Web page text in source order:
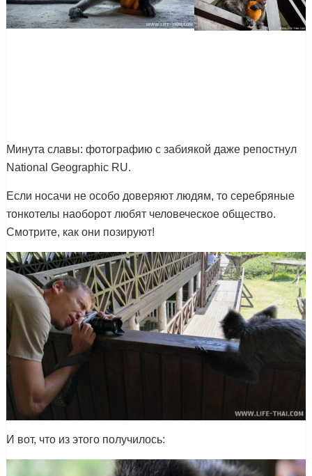
Минута славы: фотографию с забиякой даже репостнул
National Geographic RU.
Если носачи не особо доверяют людям, то серебряные
тонкотелы наоборот любят человеческое общество.
Смотрите, как они позируют!
И вот, что из этого получилось: